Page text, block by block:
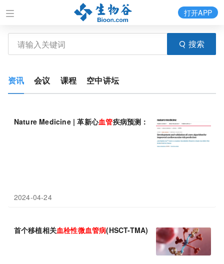
搜索
打开APP
资讯 会议 课程 空中讲坛
Nature Medicine | 革新心血管疾病预测：QR4算法提升心
2024-04-24
首个移植相关血栓性微血管病(HSCT-TMA)疗法！MASP-2靶向